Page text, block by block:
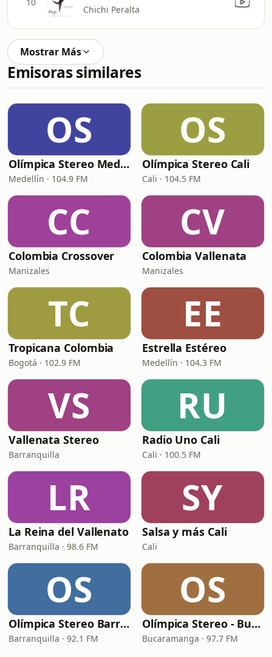
Chichi Peralta
Mostrar Más
Emisoras similares
OS
Olímpica Stereo Medellín
Medellín · 104.9 FM
OS
Olímpica Stereo Cali
Cali · 104.5 FM
CC
Colombia Crossover
Manizales
CV
Colombia Vallenata
Manizales
TC
Tropicana Colombia
Bogotá · 102.9 FM
EE
Estrella Estéreo
Medellín · 104.3 FM
VS
Vallenata Stereo
Barranquilla
RU
Radio Uno Cali
Cali · 100.5 FM
LR
La Reina del Vallenato
Barranquilla · 98.6 FM
SY
Salsa y más Cali
Cali
OS
Olímpica Stereo Barranquilla
Barranquilla · 92.1 FM
OS
Olímpica Stereo - Bucaramanga
Bucaramanga · 97.7 FM